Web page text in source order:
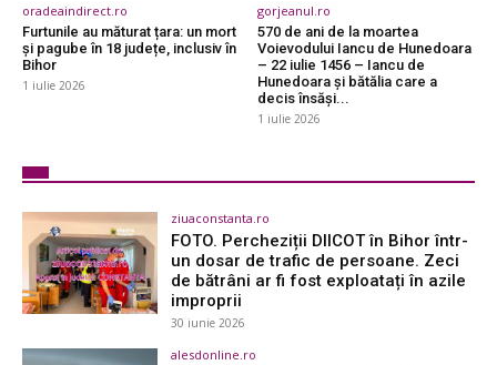
oradeaindirect.ro
Furtunile au măturat țara: un mort
și pagube în 18 județe, inclusiv în
Bihor
1 iulie 2026
gorjeanul.ro
570 de ani de la moartea
Voievodului Iancu de Hunedoara
– 22 iulie 1456 – Iancu de
Hunedoara și bătălia care a
decis însăşi...
1 iulie 2026
ziuaconstanta.ro
FOTO. Percheziții DIICOT în Bihor într-
un dosar de trafic de persoane. Zeci
de bătrâni ar fi fost exploatați în azile
improprii
30 iunie 2026
alesdonline.ro